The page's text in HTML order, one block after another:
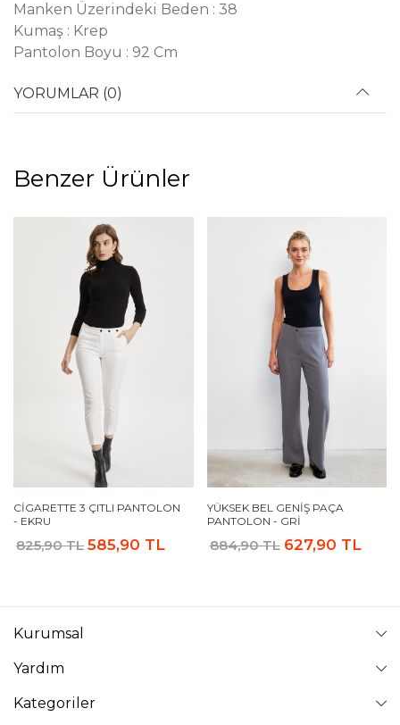
Manken Üzerindeki Beden : 38
Kumaş : Krep
Pantolon Boyu : 92 Cm
YORUMLAR (0)
Benzer Ürünler
CIGARETTE 3 ÇITLI PANTOLON
- EKRU
825,90 TL 585,90 TL
YÜKSEK BEL GENIŞ PAÇA
PANTOLON - GRI
884,90 TL 627,90 TL
Kurumsal
Yardım
Kategoriler